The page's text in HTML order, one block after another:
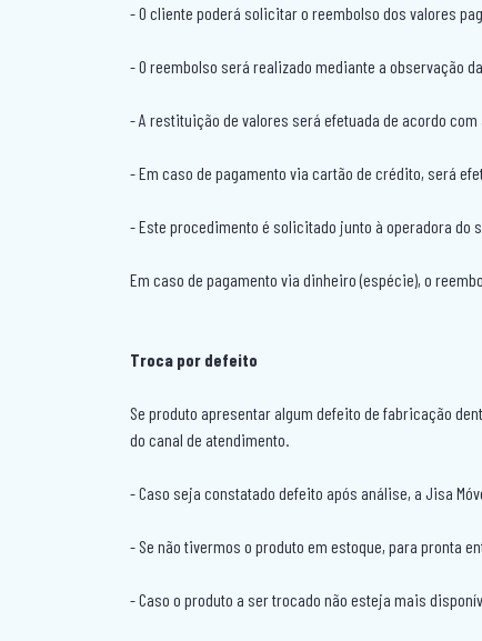
- O cliente poderá solicitar o reembolso dos valores
- O reembolso será realizado mediante a observação
- A restituição de valores será efetuada de acordo
- Em caso de pagamento via cartão de crédito, será
- Este procedimento é solicitado junto à operadora do
Em caso de pagamento via dinheiro (espécie), o
Troca por defeito
Se produto apresentar algum defeito de fabricação
do canal de atendimento.
- Caso seja constatado defeito após análise, a Jisa
- Se não tivermos o produto em estoque, para pronta
- Caso o produto a ser trocado não esteja mais